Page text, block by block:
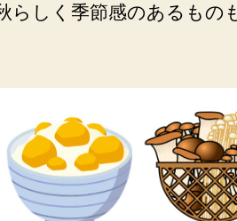
らしく季節感のあるもの